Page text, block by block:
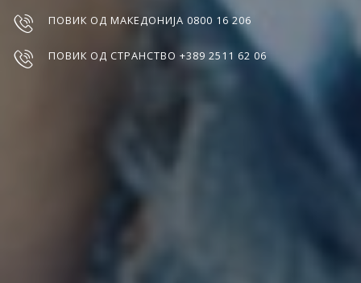
ПОВИК ОД МАКЕДОНИЈА 0800 16 206
ПОВИК ОД СТРАНСТВО +389 2511 62 06